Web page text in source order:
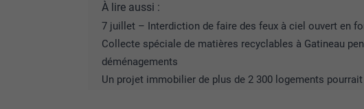
À lire aussi :
7 juillet – Interdiction de faire des feux à ciel ouvert en
Collecte spéciale de matières recyclables à Gatineau
déménagements
Un projet immobilier de plus de 2 300 logements